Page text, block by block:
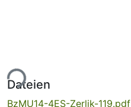
Dateien
BzMU14-4ES-Zerlik-119.pdf